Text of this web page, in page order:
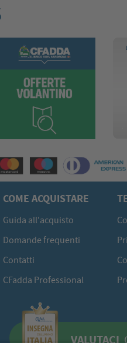
COME ACQUISTARE
Guida all'acquisto
Domande frequenti
Contatti
CFadda Professional
VALUTACI